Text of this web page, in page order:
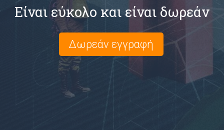
Είναι εύκολο και είναι δωρεάν
Δωρεάν εγγραφή